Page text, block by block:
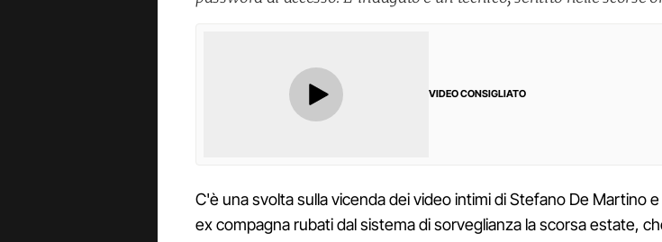
VIDEO CONSIGLIATO
C'è una svolta sulla vicenda dei video intimi di Stefano De Martino e
ex compagna rubati dal sistema di sorveglianza la scorsa estate,